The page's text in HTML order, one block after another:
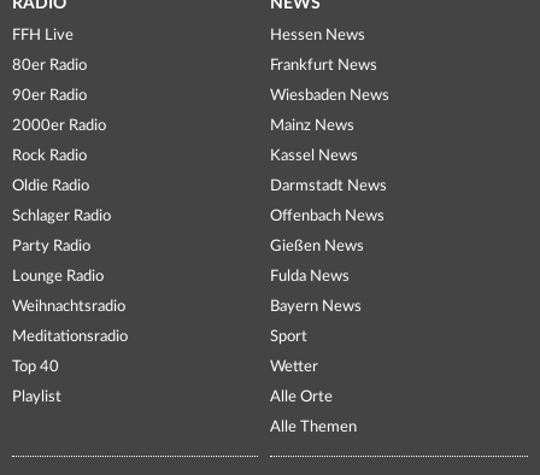
RADIO
FFH Live
80er Radio
90er Radio
2000er Radio
Rock Radio
Oldie Radio
Schlager Radio
Party Radio
Lounge Radio
Weihnachtsradio
Meditationsradio
Top 40
Playlist
NEWS
Hessen News
Frankfurt News
Wiesbaden News
Mainz News
Kassel News
Darmstadt News
Offenbach News
Gießen News
Fulda News
Bayern News
Sport
Wetter
Alle Orte
Alle Themen